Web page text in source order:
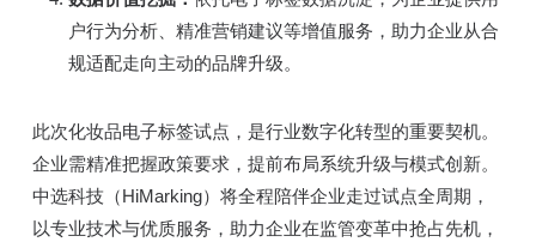
户行为分析、精准营销建议等增值服务，助力企业从合
规适配走向主动的品牌升级。
此次化妆品电子标签试点，是行业数字化转型的重要契机。
企业需精准把握政策要求，提前布局系统升级与模式创新。
中选科技（HiMarking）将全程陪伴企业走过试点全周期，
以专业技术与优质服务，助力企业在监管变革中抢占先机，